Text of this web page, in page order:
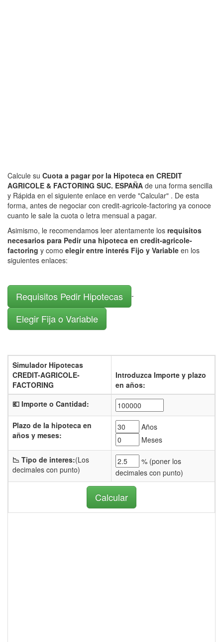
Calcule su Cuota a pagar por la Hipoteca en CREDIT
AGRICOLE & FACTORING SUC. ESPAÑA de una forma sencilla
y Rápida en el siguiente enlace en verde "Calcular" . De esta
forma, antes de negociar con credit-agricole-factoring ya conoce
cuanto le sale la cuota o letra mensual a pagar.
Asimismo, le recomendamos leer atentamente los requisitos
necesarios para Pedir una hipoteca en credit-agricole-
factoring y como elegir entre interés Fijo y Variable en los
siguientes enlaces:
Requisitos Pedir Hipotecas -
Elegir Fija o Variable
Simulador Hipotecas
CREDIT-AGRICOLE-
FACTORING
Introduzca Importe y plazo
en años:
💶 Importe o Cantidad:
Plazo de la hipoteca en
años y meses:
Años
Meses
📉 Tipo de interes:(Los
decimales con punto)
% (poner los
decimales con punto)